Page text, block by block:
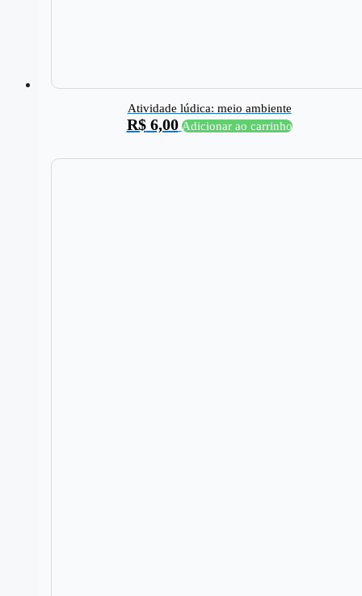
Atividade lúdica: meio ambiente
R$6,00 Adicionar ao carrinho